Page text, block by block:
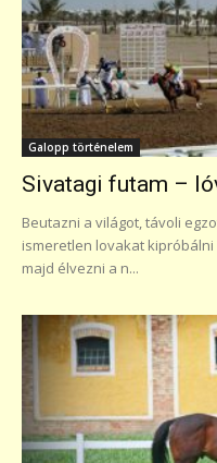
Galopp történelem
Sivatagi futam –
Beutazni a világot, távoli
ismeretlen lovakat
majd élvezni a n...